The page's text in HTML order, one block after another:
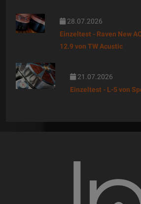
28.07.2026
Einzeltest - Raven New
12.9 von TW Acustic
21.07.2026
Einzeltest - L-5 von